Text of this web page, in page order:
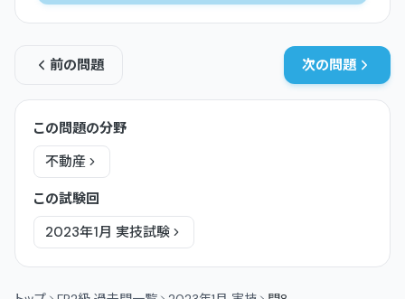
前の問題 次の問題
この問題の分野
不動産
この試験回
2023年1月 実技試験